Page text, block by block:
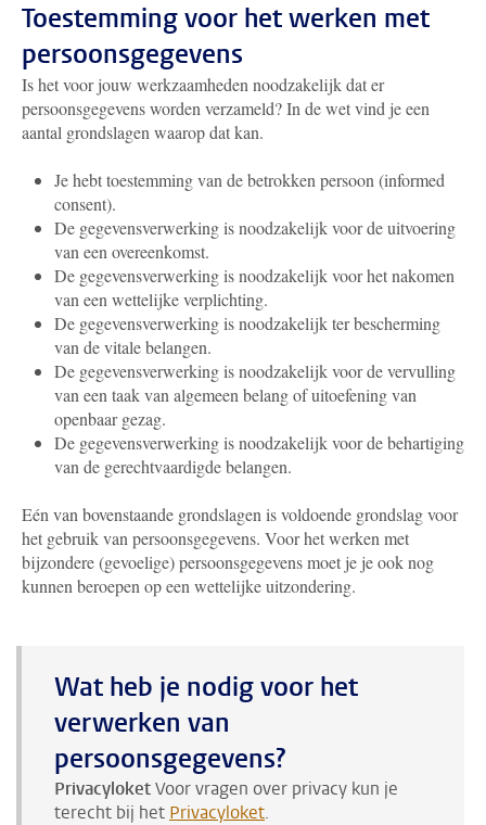
Toestemming voor het werken met
persoonsgegevens
Is het voor jouw werkzaamheden noodzakelijk dat er
persoonsgegevens worden verzameld? In de wet vind je een
aantal grondslagen waarop dat kan.
Je hebt toestemming van de betrokken persoon (informed
consent).
De gegevensverwerking is noodzakelijk voor de uitvoering
van een overeenkomst.
De gegevensverwerking is noodzakelijk voor het nakomen
van een wettelijke verplichting.
De gegevensverwerking is noodzakelijk ter bescherming
van de vitale belangen.
De gegevensverwerking is noodzakelijk voor de vervulling
van een taak van algemeen belang of uitoefening van
openbaar gezag.
De gegevensverwerking is noodzakelijk voor de behartiging
van de gerechtvaardigde belangen.
Eén van bovenstaande grondslagen is voldoende grondslag voor
het gebruik van persoonsgegevens. Voor het werken met
bijzondere (gevoelige) persoonsgegevens moet je je ook nog
kunnen beroepen op een wettelijke uitzondering.
Wat heb je nodig voor het
verwerken van
persoonsgegevens?
PrivacyloketVoor vragen over privacy kun je
terecht bij het Privacyloket.